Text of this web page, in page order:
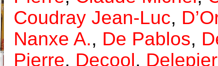
Coudray Jean-Luc,
Nanxe A., De Pablos,
Pierre, Decool,